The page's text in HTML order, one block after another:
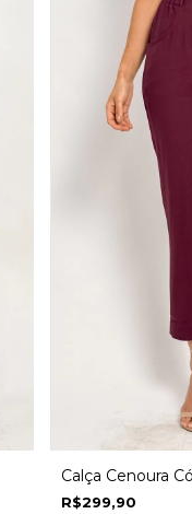
Calça Cenoura
R$299,90